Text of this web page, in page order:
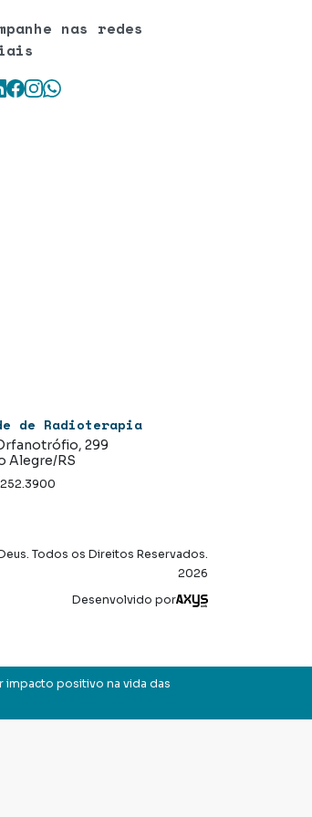
nas redes
Facebook
Instagram
WhatsApp
de Radioterapia
299
Alegre/RS
Todos os Direitos Reservados.
2026
Desenvolvido por
Axysweb
impacto positivo na vida das